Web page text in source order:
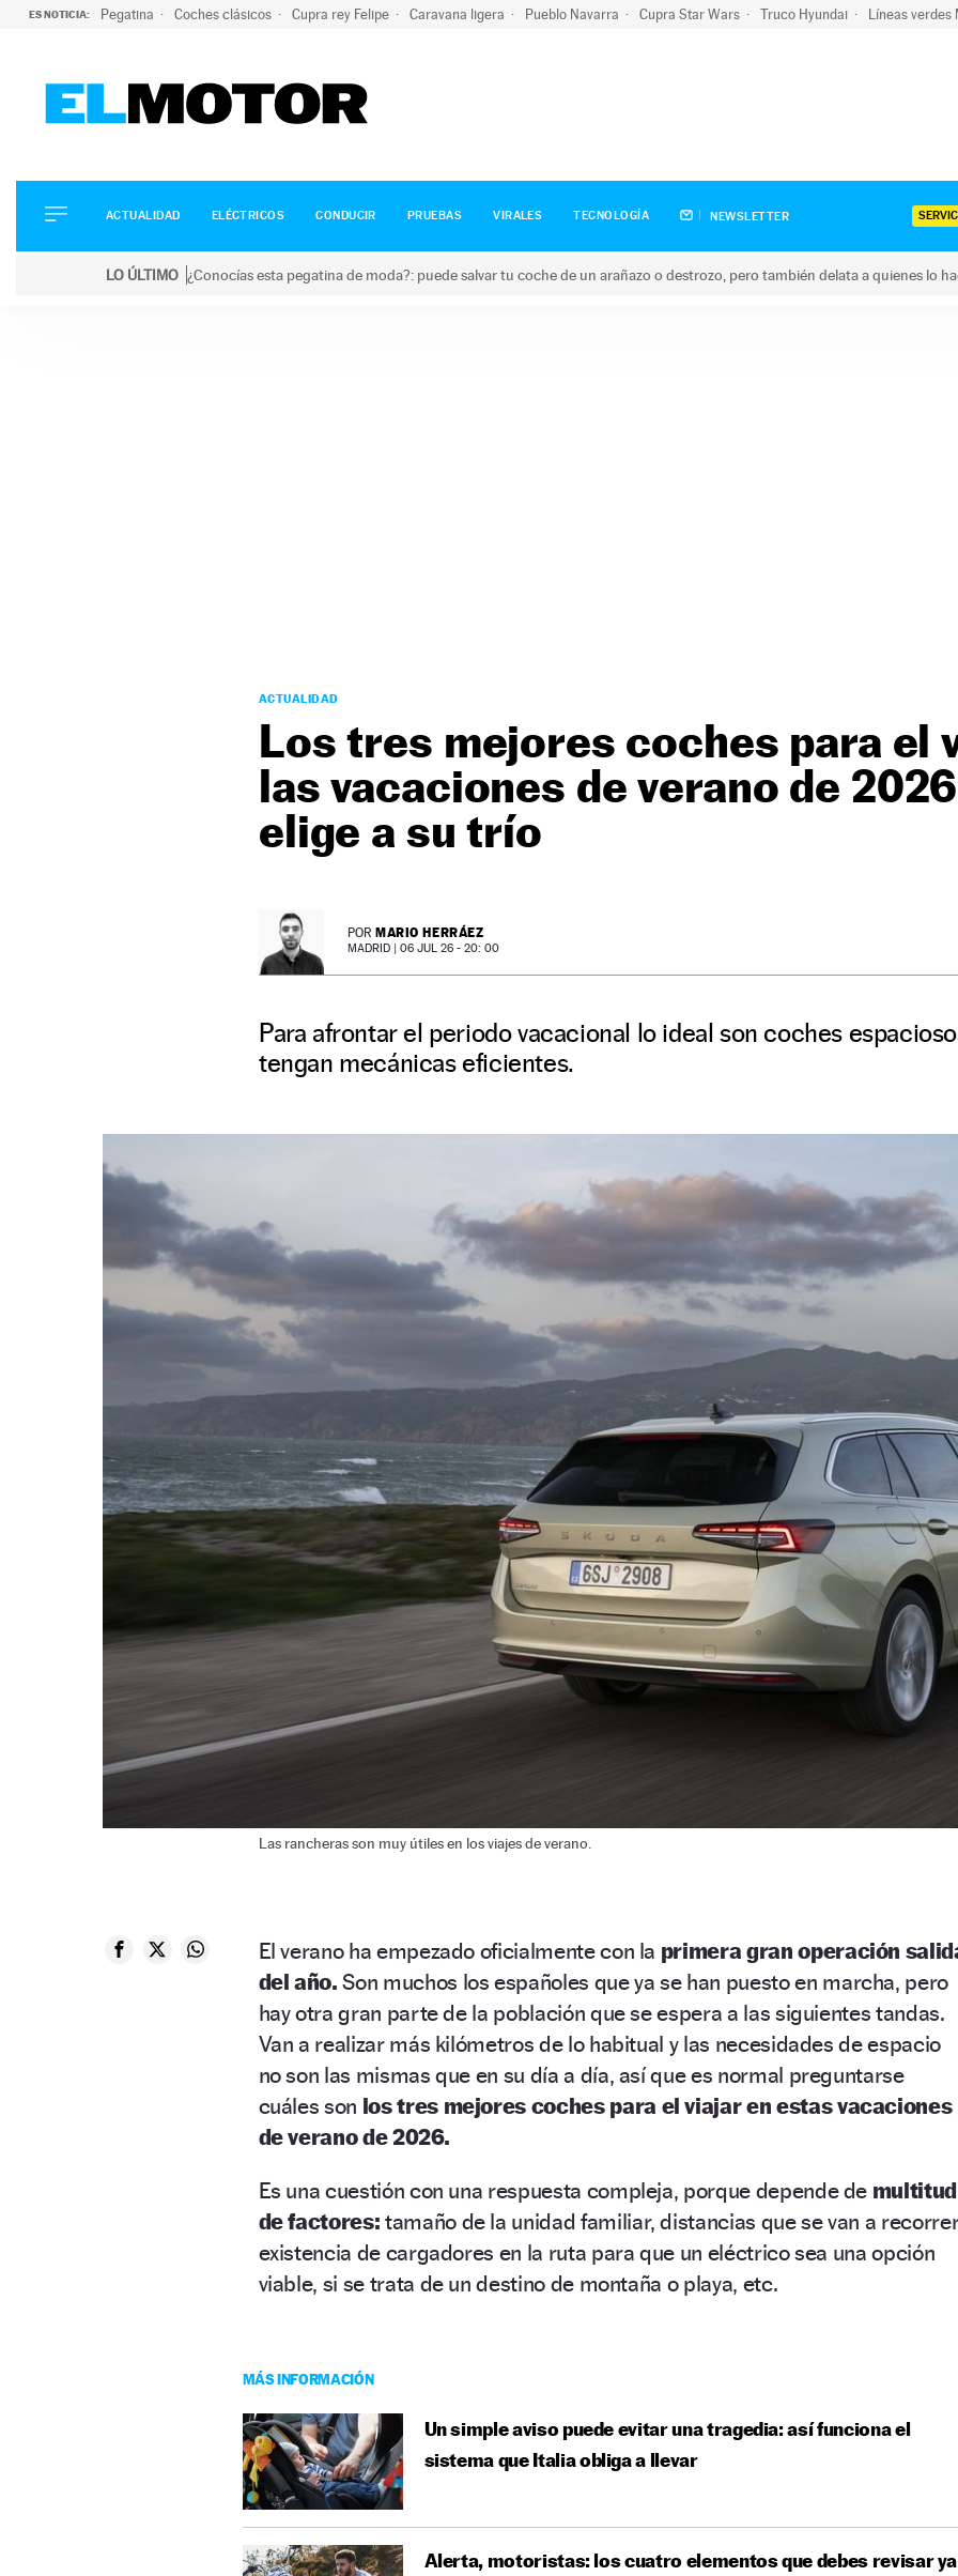
ES NOTICIA: Pegatina Coches clásicos Cupra rey Felipe Caravana ligera Pueblo Navarra Cupra Star Wars Truco Hyundai Líneas verdes
ELÉCTRICOS
CONDUCIR
ACTUALIDAD ELÉCTRICOS CONDUCIR PRUEBAS VIRALES TECNOLOGÍA NEWSLETTER
LO ÚLTIMO ¿Conocías esta pegatina de moda?: puede salvar tu coche de un arañazo o destrozo, pero también delata a quienes lo
ACTUALIDAD
Los tres mejores coches para el
las vacaciones de verano de
elige a su trío
POR MARIO HERRÁEZ
MADRID | 06 JUL 26 - 20: 00
Para afrontar el periodo vacacional lo ideal son coches
tengan mecánicas eficientes.
Las rancheras son muy útiles en los viajes de verano.
El verano ha empezado oficialmente con la primera gran operación
del año. Son muchos los españoles que ya se han puesto en marcha, pero
hay otra gran parte de la población que se espera a las siguientes tandas.
Van a realizar más kilómetros de lo habitual y las necesidades de espacio
no son las mismas que en su día a día, así que es normal preguntarse
cuáles son los tres mejores coches para el viajar en estas vacaciones
de verano de 2026.
Es una cuestión con una respuesta compleja, porque depende de multitud
de factores: tamaño de la unidad familiar, distancias que se van a
existencia de cargadores en la ruta para que un eléctrico sea una opción
viable, si se trata de un destino de montaña o playa, etc.
MÁS INFORMACIÓN
Un simple aviso puede evitar una tragedia: así funciona el
sistema que Italia obliga a llevar
Alerta, motoristas: los cuatro elementos que debes revisar ya